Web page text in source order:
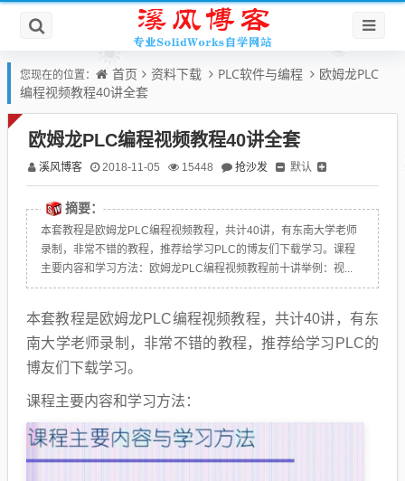
您现在的位置： 首页 资料下载 PLC软件与编程
欧姆龙PLC
编程视频教程40讲全套
欧姆龙PLC编程视频教程40讲全套
溪风博客 2018-11-05 15448 抢沙发 默认
摘要：
本套教程是欧姆龙PLC编程视频教程，共计40讲，有东南大学老师
录制，非常不错的教程，推荐给学习PLC的博友们下载学习。课程
主要内容和学习方法：欧姆龙PLC编程视频教程前十讲举例：视...
本套教程是欧姆龙PLC编程视频教程，共计40讲，有东
南大学老师录制，非常不错的教程，推荐给学习PLC的
博友们下载学习。
课程主要内容和学习方法：